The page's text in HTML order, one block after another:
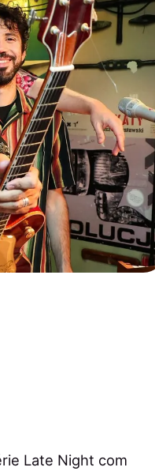
Late Night com